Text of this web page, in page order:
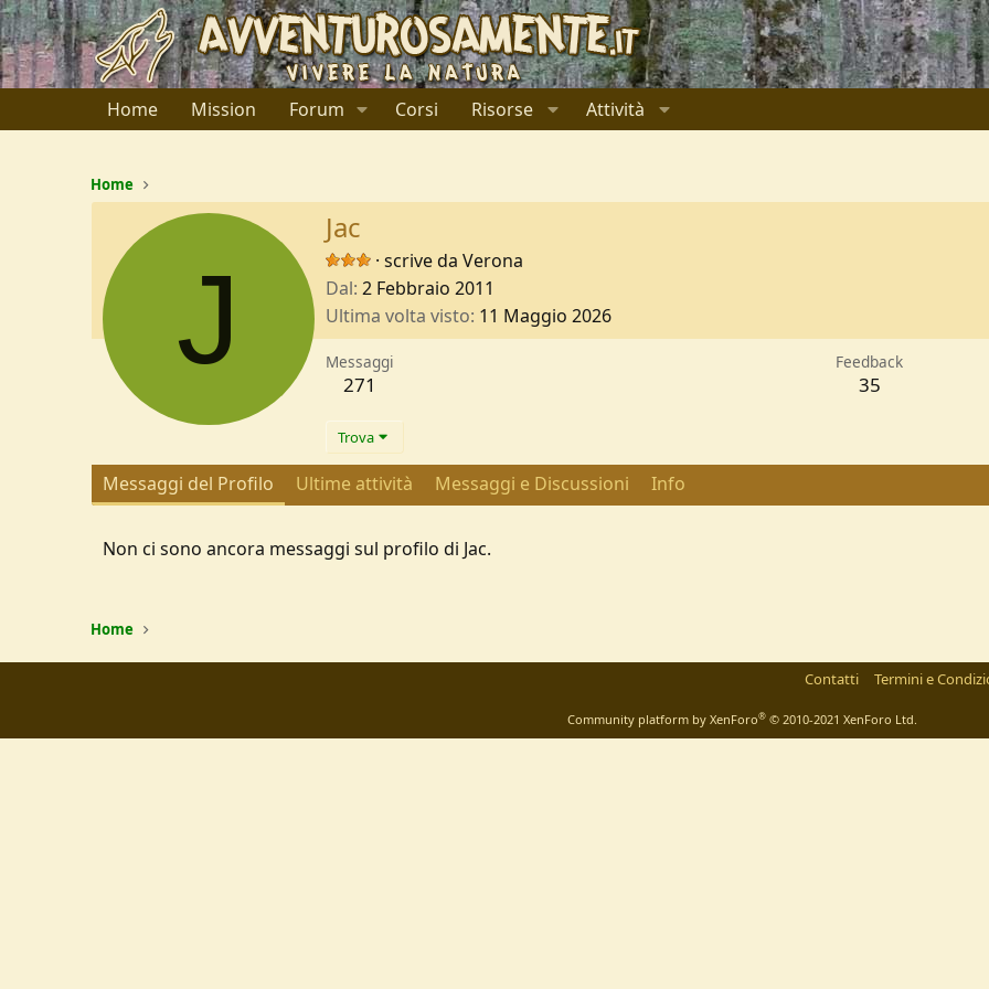
Home Mission Forum Corsi Risorse Attività
Home
J
Jac
· scrive da Verona
Dal 2 Febbraio 2011
Ultima volta visto 11 Maggio 2026
Messaggi
271
Feedback
35
Trova
Messaggi del Profilo Ultime attività Messaggi e Discussioni Info
Non ci sono ancora messaggi sul profilo di Jac.
Home
Contatti Termini e
Community platform by XenForo® © 2010-2021 XenForo Ltd.